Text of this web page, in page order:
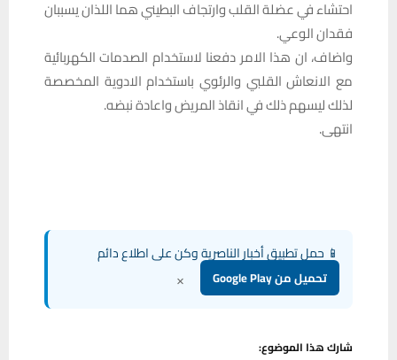
احتشاء في عضلة القلب وارتجاف البطيني هما اللذان يسببان
فقدان الوعي.
واضاف، ان هذا الامر دفعنا لاستخدام الصدمات الكهربائية
مع الانعاش القلبي والرئوي باستخدام الادوية المخصصة
لذلك ليسهم ذلك في انقاذ المريض واعادة نبضه.
انتهى.
📱 حمل تطبيق أخبار الناصرية وكن على اطلاع دائم
تحميل من Google Play ×
شارك هذا الموضوع: